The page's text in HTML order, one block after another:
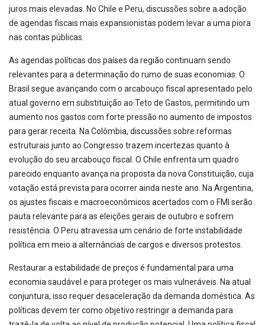
juros mais elevadas. No Chile e Peru, discussões sobre a adoção
de agendas fiscais mais expansionistas podem levar a uma piora
nas contas públicas.
As agendas políticas dos países da região continuam sendo
relevantes para a determinação do rumo de suas economias. O
Brasil segue avançando com o arcabouço fiscal apresentado pelo
atual governo em substituição ao Teto de Gastos, permitindo um
aumento nos gastos com forte pressão no aumento de impostos
para gerar receita. Na Colômbia, discussões sobre reformas
estruturais junto ao Congresso trazem incertezas quanto à
evolução do seu arcabouço fiscal. O Chile enfrenta um quadro
parecido enquanto avança na proposta da nova Constituição, cuja
votação está prevista para ocorrer ainda neste ano. Na Argentina,
os ajustes fiscais e macroeconômicos acertados com o FMI serão
pauta relevante para as eleições gerais de outubro e sofrem
resistência. O Peru atravessa um cenário de forte instabilidade
política em meio a alternâncias de cargos e diversos protestos.
Restaurar a estabilidade de preços é fundamental para uma
economia saudável e para proteger os mais vulneráveis. Na atual
conjuntura, isso requer desaceleração da demanda doméstica. As
políticas devem ter como objetivo restringir a demanda para